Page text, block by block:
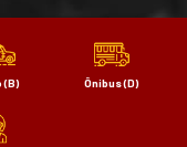
(B) Ônibus (D)